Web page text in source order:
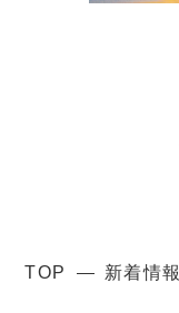
TOP 新着情報